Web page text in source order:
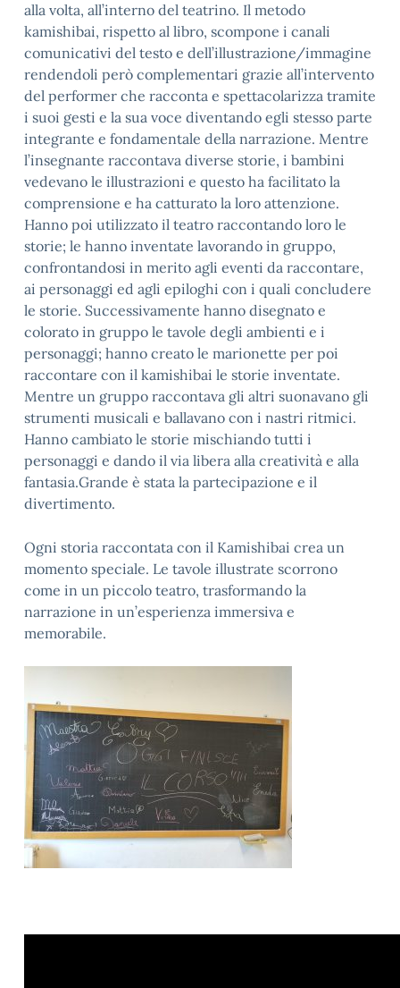
alla volta, all’interno del teatrino. Il metodo
kamishibai, rispetto al libro, scompone i canali
comunicativi del testo e dell’illustrazione/immagine
rendendoli però complementari grazie all’intervento
del performer che racconta e spettacolarizza tramite
i suoi gesti e la sua voce diventando egli stesso parte
integrante e fondamentale della narrazione. Mentre
l’insegnante raccontava diverse storie, i bambini
vedevano le illustrazioni e questo ha facilitato la
comprensione e ha catturato la loro attenzione.
Hanno poi utilizzato il teatro raccontando loro le
storie; le hanno inventate lavorando in gruppo,
confrontandosi in merito agli eventi da raccontare,
ai personaggi ed agli epiloghi con i quali concludere
le storie. Successivamente hanno disegnato e
colorato in gruppo le tavole degli ambienti e i
personaggi; hanno creato le marionette per poi
raccontare con il kamishibai le storie inventate.
Mentre un gruppo raccontava gli altri suonavano gli
strumenti musicali e ballavano con i nastri ritmici.
Hanno cambiato le storie mischiando tutti i
personaggi e dando il via libera alla creatività e alla
fantasia.Grande è stata la partecipazione e il
divertimento.
Ogni storia raccontata con il Kamishibai crea un
momento speciale. Le tavole illustrate scorrono
come in un piccolo teatro, trasformando la
narrazione in un’esperienza immersiva e
memorabile.